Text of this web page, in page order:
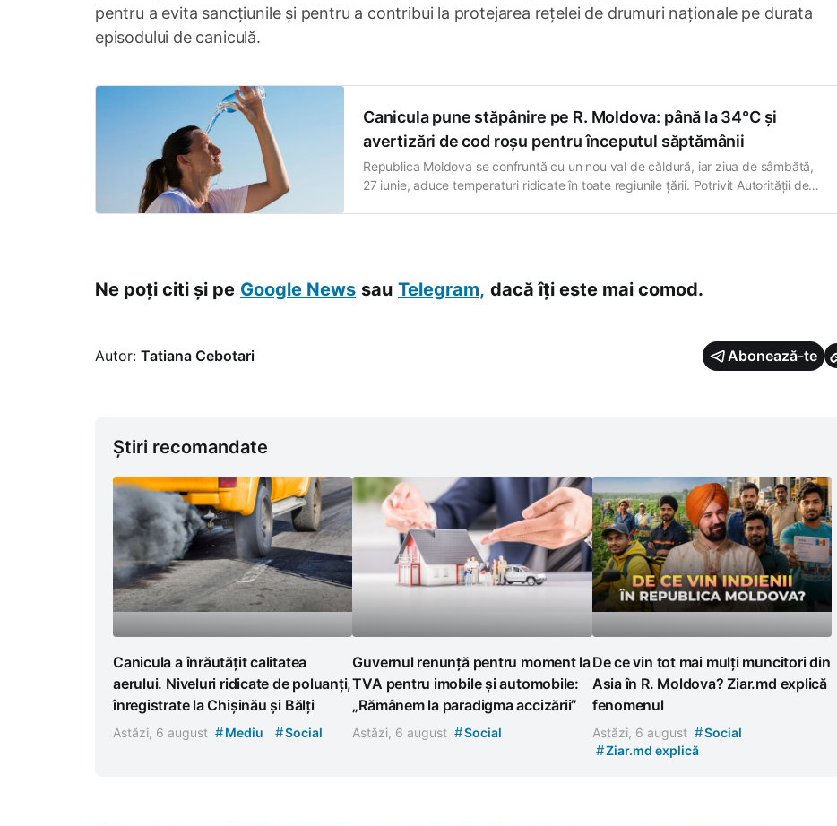
pentru a evita sancțiunile și pentru a contribui la protejarea rețelei de drumuri naționale pe durata
episodului de caniculă.
Canicula pune stăpânire pe R. Moldova: până la 34°C și
avertizări de cod roșu pentru începutul săptămânii
Republica Moldova se confruntă cu un nou val de căldură, iar ziua de sâmbătă,
27 iunie, aduce temperaturi ridicate în toate regiunile țării. Potrivit Autorității de
Ne poți citi și pe Google News sau Telegram, dacă îți este mai comod.
Autor: Tatiana Cebotari Abonează-te
Știri recomandate
Canicula a înrăutățit calitatea
aerului. Niveluri ridicate de poluanți,
înregistrate la Chișinău și Bălți
Astăzi, 6 august #Mediu #Social
Guvernul renunță pentru moment la
TVA pentru imobile și automobile:
„Rămânem la paradigma accizării”
Astăzi, 6 august #Social
De ce vin tot mai mulți muncitori din
Asia în R. Moldova? Ziar.md explică
fenomenul
Astăzi, 6 august #Social
#Ziar.md explică